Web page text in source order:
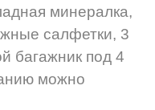
минералка,
салфетки, 3
багажник под 4
можно